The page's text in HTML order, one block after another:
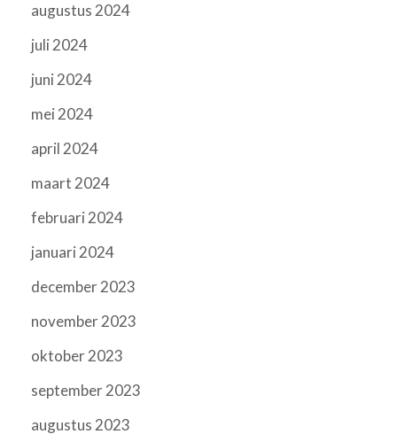
augustus 2024
juli 2024
juni 2024
mei 2024
april 2024
maart 2024
februari 2024
januari 2024
december 2023
november 2023
oktober 2023
september 2023
augustus 2023